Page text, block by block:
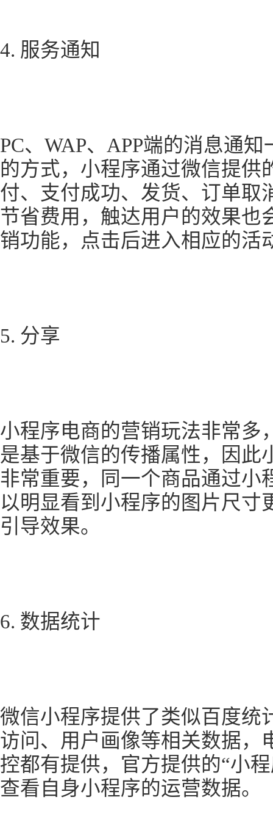
4. 服务通知
PC、WAP、APP端的消息通
的方式，小程序通过微信提供
付、支付成功、发货、订单取
节省费用，触达用户的效果也
销功能，点击后进入相应的活
5. 分享
小程序电商的营销玩法非常多
是基于微信的传播属性，因此
非常重要，同一个商品通过小
以明显看到小程序的图片尺寸
引导效果。
6. 数据统计
微信小程序提供了类似百度统
访问、用户画像等相关数据，
控都有提供，官方提供的“小
查看自身小程序的运营数据。